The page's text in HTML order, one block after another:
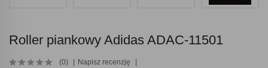
Roller piankowy Adidas ADAC-11501
(0) Napisz recenzję